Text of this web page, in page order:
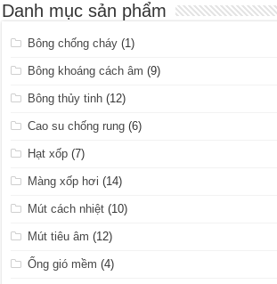
Danh mục sản phẩm
Bông chống cháy (1)
Bông khoáng cách âm (9)
Bông thủy tinh (12)
Cao su chống rung (6)
Hạt xốp (7)
Màng xốp hơi (14)
Mút cách nhiệt (10)
Mút tiêu âm (12)
Ống gió mềm (4)